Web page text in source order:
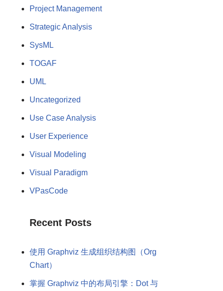
Project Management
Strategic Analysis
SysML
TOGAF
UML
Uncategorized
Use Case Analysis
User Experience
Visual Modeling
Visual Paradigm
VPasCode
Recent Posts
使用 Graphviz 生成组织结构图（Org
Chart）
掌握 Graphviz 中的布局引擎：Dot 与